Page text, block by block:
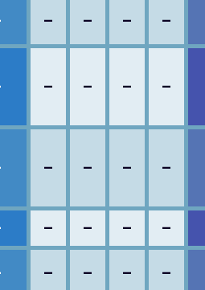
– – – –
– – – –
– – – –
– – – –
– – – –